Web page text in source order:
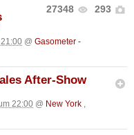
27348 293
@ Gasometer -
After-Show
22:00 @ New York ,